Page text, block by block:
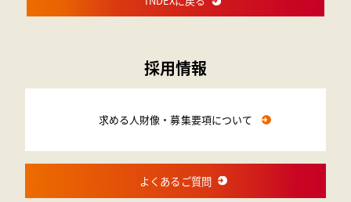
採用情報
求める人財像・募集要項について
よくあるご質問